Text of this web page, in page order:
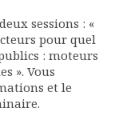
sessions : «
pour quel
: moteurs
». Vous
et le